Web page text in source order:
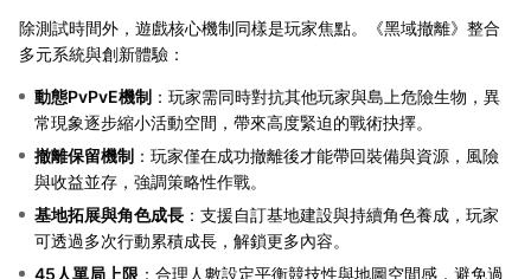
除測試時間外，遊戲核心機制同樣是玩家焦點。《黑域撤離》整合
多元系統與創新體驗：
動態PvPvE機制 ：玩家需同時對抗其他玩家與島上危險生物，異
常現象逐步縮小活動空間，帶來高度緊迫的戰術抉擇。
撤離保留機制 ：玩家僅在成功撤離後才能帶回裝備與資源，風險
與收益並存，強調策略性作戰。
基地拓展與角色成長 ：支援自訂基地建設與持續角色養成，玩家
可透過多次行動累積成長，解鎖更多內容。
45人單局上限 ：合理人數設定平衡競技性與地圖空間感，避免過